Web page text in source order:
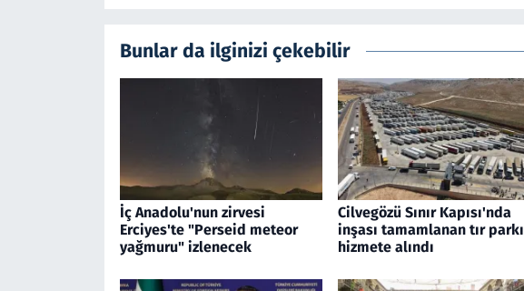
Bunlar da ilginizi çekebilir
İç Anadolu'nun zirvesi
Erciyes'te "Perseid meteor
yağmuru" izlenecek
Cilvegözü Sınır Kapısı'nda
inşası tamamlanan tır parkı
hizmete alındı